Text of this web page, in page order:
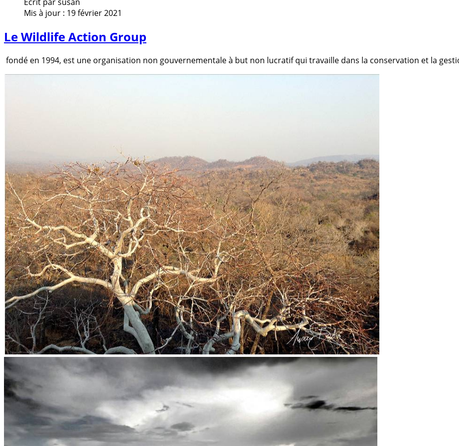
Mis à jour : 19 février 2021
Le Wildlife Action Group
fondé en 1994, est une organisation non gouvernementale à but non lucratif qui travaille dans la conservation et la